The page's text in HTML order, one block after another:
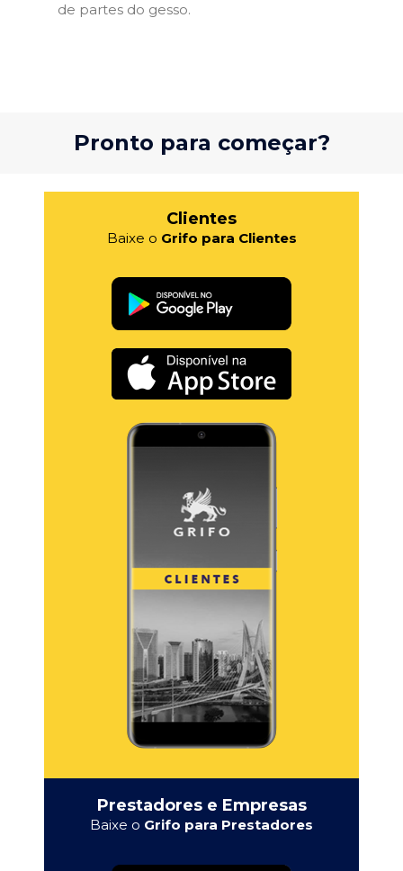
de partes do gesso.
Pronto para começar?
Clientes
Baixe o Grifo para Clientes
Prestadores e Empresas
Baixe o Grifo para Prestadores